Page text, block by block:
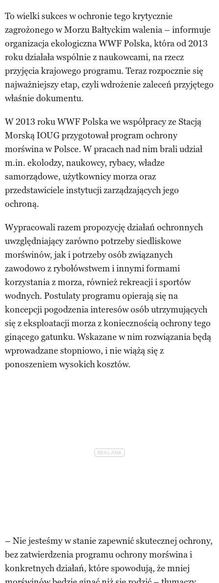
To wielki sukces w ochronie tego krytycznie
zagrożonego w Morzu Bałtyckim walenia – informuje
organizacja ekologiczna WWF Polska, która od 2013
roku działała wspólnie z naukowcami, na rzecz
przyjęcia krajowego programu. Teraz rozpocznie się
najważniejszy etap, czyli wdrożenie zaleceń przyjętego
właśnie dokumentu.
W 2013 roku WWF Polska we współpracy ze Stacją
Morską IOUG przygotował program ochrony
morświna w Polsce. W pracach nad nim brali udział
m.in. ekolodzy, naukowcy, rybacy, władze
samorządowe, użytkownicy morza oraz
przedstawiciele instytucji zarządzających jego
ochroną.
Wypracowali razem propozycję działań ochronnych
uwzględniający zarówno potrzeby siedliskowe
morświnów, jak i potrzeby osób związanych
zawodowo z rybołówstwem i innymi formami
korzystania z morza, również rekreacji i sportów
wodnych. Postulaty programu opierają się na
koncepcji pogodzenia interesów osób utrzymujących
się z eksploatacji morza z koniecznością ochrony tego
ginącego gatunku. Wskazane w nim rozwiązania będą
wprowadzane stopniowo, i nie wiążą się z
ponoszeniem wysokich kosztów.
– Nie jesteśmy w stanie zapewnić skutecznej ochrony,
bez zatwierdzenia programu ochrony morświna i
konkretnych działań, które spowodują, że mniej